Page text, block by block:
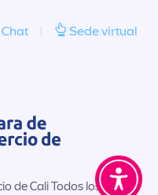
Chat | Sede virtual
de Cali Todos los